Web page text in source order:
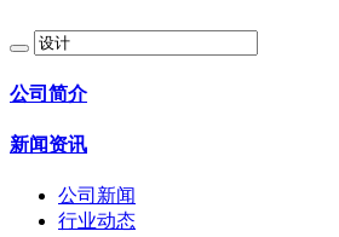
公司简介
新闻资讯
公司新闻
行业动态